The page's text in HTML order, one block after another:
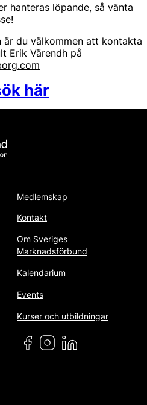
hanteras löpande, så vänta
du välkommen att kontakta
Erik Värendh på
här
Medlemskap
Kontakt
Om Sveriges
Marknadsförbund
Kalendarium
Events
Kurser och utbildningar